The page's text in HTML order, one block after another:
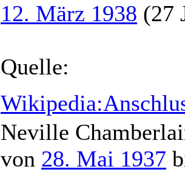
12. März 1938 (27
Quelle:
Neville
von 28. Mai 1937